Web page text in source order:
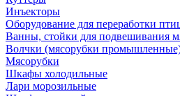
Инъекторы
Оборудование для переработки
Ванны, стойки для подвешивания
Волчки (мясорубки
Мясорубки
Шкафы холодильные
Лари морозильные